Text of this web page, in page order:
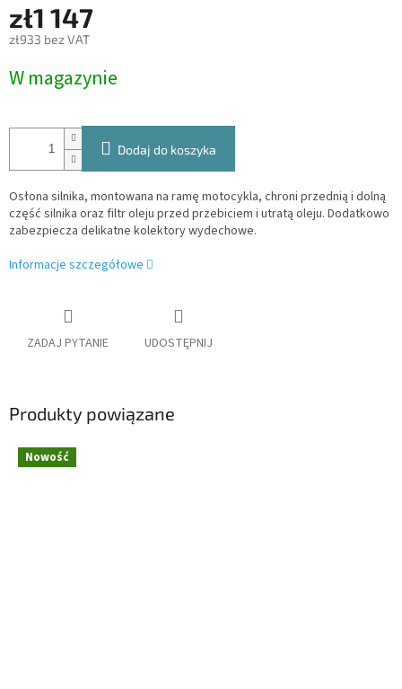
zł1 147
zł933 bez VAT
jednostkowa:
W magazynie
Dodaj do koszyka
Osłona silnika, montowana na ramę motocykla, chroni przednią i dolną
część silnika oraz filtr oleju przed przebiciem i utratą oleju. Dodatkowo
zabezpiecza delikatne kolektory wydechowe.
Informacje szczegółowe
ZADAJ PYTANIE UDOSTĘPNIJ
Produkty powiązane
Nowość